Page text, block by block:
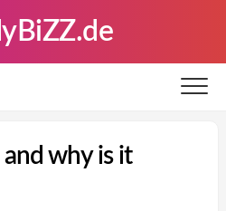
and why is it